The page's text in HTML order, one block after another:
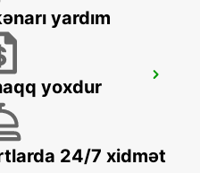
yardım
yoxdur
24/7 xidmət